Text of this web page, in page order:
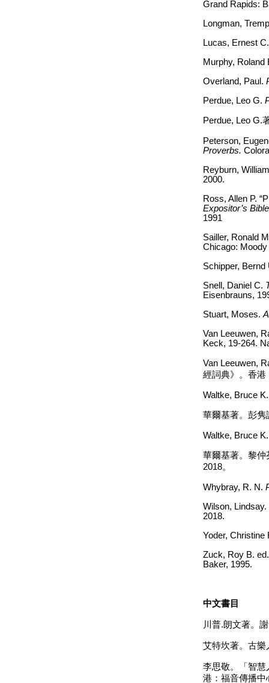
Grand Rapids:
Longman,
Lucas, Ernest
Murphy, Roland
Overland, Paul.
Perdue, Leo G.
Perdue, Leo G.
Peterson,
Proverbs.
Reyburn,
2000.
Ross, Allen P.
Expositor’s
1991
Sailler, Ronald
Chicago:
Schipper,
Snell, Daniel C.
Eisenbrauns,
Stuart, Moses.
Van Leeuwen,
Keck, 19-264.
Van Leeuwen,
經詞典》。香港
Waltke, Bruce
華爾基著。彭隽
Waltke, Bruce
華爾基著。黎仲
2018。
Whybray, R. N.
Wilson, Lindsay.
2018.
Yoder, Christine
Zuck, Roy B.
Baker, 1995.
中文書目
川普.朗文著。
艾特坎著。古樂
李思敬。「智慧
港：福音傳播中